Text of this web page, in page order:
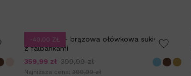
ROCHELLA - brązowa ołówkowa sukienka
z falbankami
359,99 zł 399,99 zł
Najniższa cena: 399,99 zł
-40,00 ZŁ